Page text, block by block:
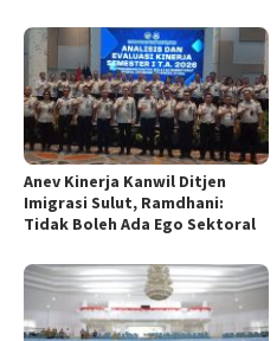
Anev Kinerja Kanwil Ditjen
Imigrasi Sulut, Ramdhani:
Tidak Boleh Ada Ego Sektoral